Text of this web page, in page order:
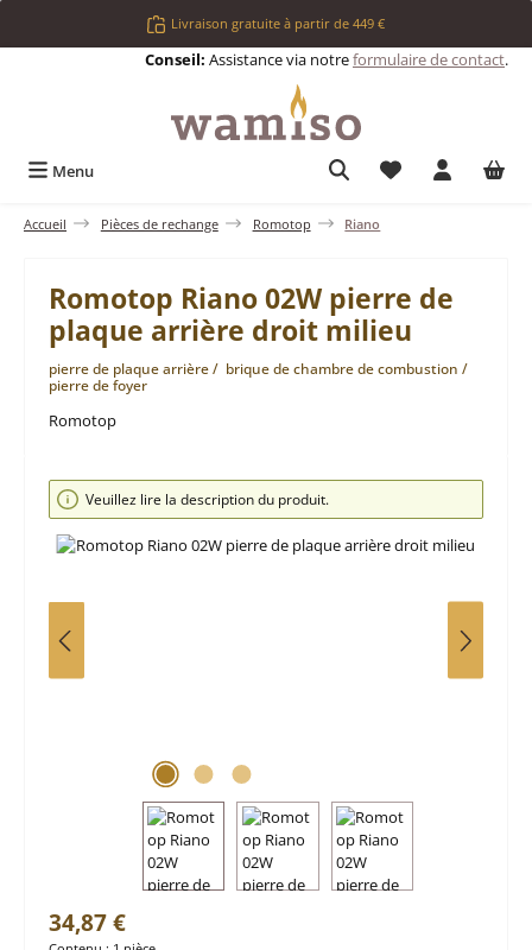
Passer au contenu principalLivraison gratuite à partir de 449 €
Conseil: Assistance via notreformulaire de contact.
Menu Vous avez 0
Accueil Pièces de rechange Romotop Riano
Romotop Riano 02W pierre de
plaque arrière droit milieu
pierre de plaque arrière / brique de chambre de combustion /
pierre de foyer
Romotop
Ignorer la galerie d'images
Veuillez lire la description du produit.
Prix régulier :
34,87 €